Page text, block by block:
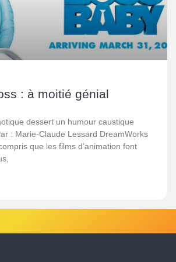
: à moitié génial
dessert un humour caustique
: Marie-Claude Lessard DreamWorks
que les films d’animation font